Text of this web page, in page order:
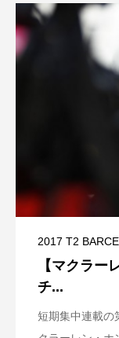
2017 T2
【マクラ
チ...
短期集中連載の